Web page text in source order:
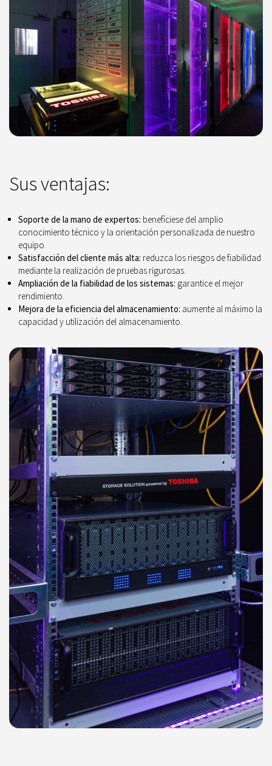
Sus ventajas:
Soporte de la mano de expertos: benefíciese del amplio
conocimiento técnico y la orientación personalizada de nuestro
equipo.
Satisfacción del cliente más alta: reduzca los riesgos de fiabilidad
mediante la realización de pruebas rigurosas.
Ampliación de la fiabilidad de los sistemas: garantice el mejor
rendimiento.
Mejora de la eficiencia del almacenamiento: aumente al máximo la
capacidad y utilización del almacenamiento.